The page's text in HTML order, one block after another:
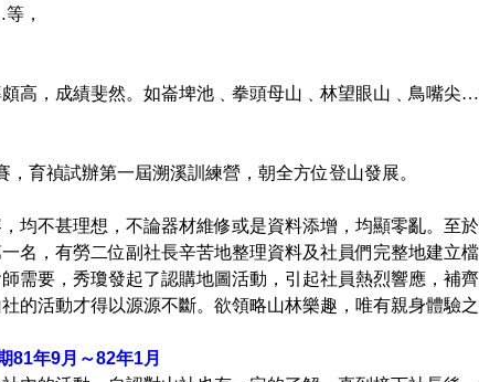
，
，成績斐然。如崙埤池﹑拳頭母山﹑林望眼山﹑鳥嘴尖
育禎試辦第一屆溯溪訓練營，朝全方位登山發展。
不甚理想，不論器材維修或是資料添增，均顯零亂。至於
，有勞二位副社長辛苦地整理資料及社員們完整地建立檔
要，秀瓊發起了認購地圖活動，引起社員熱烈響應，補齊
的活動才得以源源不斷。欲領略山林樂趣，唯有親身體驗之
月～82年1月